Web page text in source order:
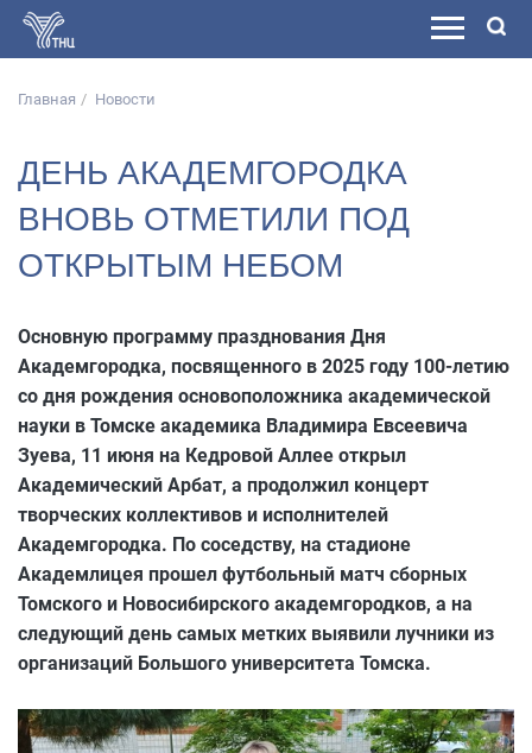
Главная Новости
ДЕНЬ АКАДЕМГОРОДКА
ВНОВЬ ОТМЕТИЛИ ПОД
ОТКРЫТЫМ НЕБОМ
Основную программу празднования Дня
Академгородка, посвященного в 2025 году 100-летию
со дня рождения основоположника академической
науки в Томске академика Владимира Евсеевича
Зуева, 11 июня на Кедровой Аллее открыл
Академический Арбат, а продолжил концерт
творческих коллективов и исполнителей
Академгородка. По соседству, на стадионе
Академлицея прошел футбольный матч сборных
Томского и Новосибирского академгородков, а на
следующий день самых метких выявили лучники из
организаций Большого университета Томска.